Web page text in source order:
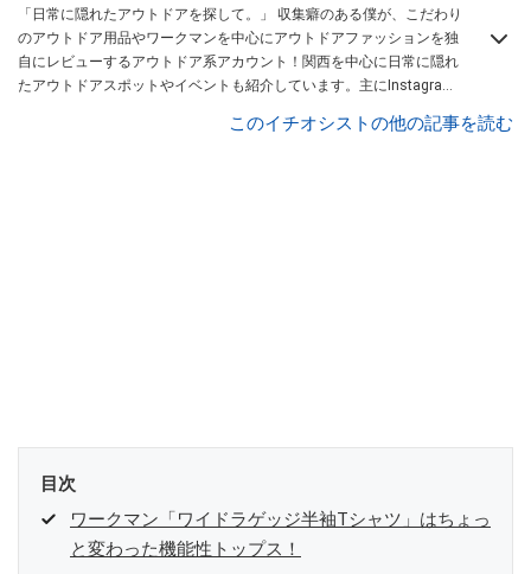
「日常に隠れたアウトドアを探して。」 収集癖のある僕が、こだわり
のアウトドア用品やワークマンを中心にアウトドアファッションを独
自にレビューするアウトドア系アカウント！関西を中心に日常に隠れ
たアウトドアスポットやイベントも紹介しています。主にInstagram
ば、ぜひ覗きに来てください！お待ちしています！Instagramはこち
このイチオシストの他の記事を読む
目次
ワークマン「ワイドラゲッジ半袖Tシャツ」はちょっ
と変わった機能性トップス！